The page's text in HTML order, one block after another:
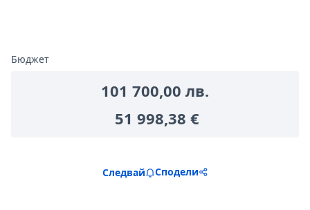
Бюджет
101 700,00 лв.
51 998,38 €
Следвай Сподели